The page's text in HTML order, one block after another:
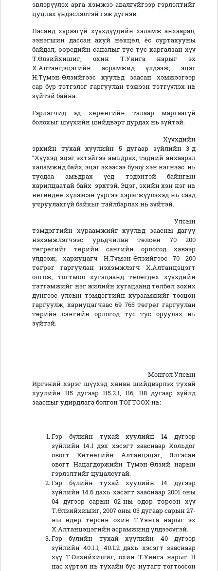
эвлэрүүлэх арга хэмжээ авалгүйгээр гэрлэлтийг
цуцлах үндэслэлтэй гэж дүгнэв.
Насанд хүрээгүй хүүхдүүдийн халамж анхаарал,
ээнэгшин дассан ахуй нөхцөл, ёс суртахууны
байдал, өөрсдийн саналыг тус тус харгалзан хүү
Т.Өлзийхишиг, охин Т.Уянга нарыг эх
Х.Алтанцэцэгийн асрамжид үлдээж, эцэг
Н.Түмэн-Өлзийгээс хуульд заасан хэмжээгээр
сар бүр тэтгэлэг гаргуулан тэжээн тэтгүүлэх нь
зүйтэй байна.
Гэрлэгчид эд хөрөнгийн талаар маргаагүй
болохыг шүүхийн шийдвэрт дурдах нь зүйтэй.
Хүүхдийн
эрхийн тухай хуулийн 5 дугаар зүйлийн 3-д
“Хүүхэд эцэг эхтэйгээ амьдрах, тэдний анхаарал
халамжид байх, эцэг эхээсээ буюу хэн нэгнээс нь
тусдаа амьдрах үед тэдэнтэй байнгын
харилцаатай байх эрхтэй. Эцэг, эхийн хэн нэг нь
нөгөөдөө хүлээсэн үүргээ хэрэгжүүлэхэд нь саад
учруулахгүй байхыг тайлбарлах нь зүйтэй.
Улсын
тэмдэгтийн хураамжийг хуульд заасны дагуу
нэхэмжлэгчээс урьдчилан төлсөн 70 200
төгрөгийг төрийн сангийн орлогод хэвээр
үлдээж, хариуцагч Н.Түмэн-Өлзийгээс 70 200
төгрөг гаргуулан нэхэмжлэгч Х.Алтанцэцэгт
олгож, тогтмол хугацаанд төлөгдөх хүүхдийн
тэтгэмжийг нэг жилийн хугацаанд төлбөл зохих
дүнгээс улсын тэмдэгтийн хураамжийг тооцон
гаргуулж, хариуцагчаас 69 765 төгрөг гаргуулан
төрийн сангийн орлогод тус тус оруулах нь
зүйтэй.
Монгол Улсын
Иргэний хэрэг шүүхэд хянан шийдвэрлэх тухай
хуулийн 115 дугаар 115.2.1, 116, 118 дугаар зүйлд
заасныг удирдлага болгон ТОГТООХ нь:
Гэр бүлийн тухай хуулийн 14 дүгээр
зүйлийн 14.1 дэх хэсэгт зааснаар Хольдог
овогт Хөтөөгийн Алтанцэцэг, Ялгасан
овогт Нацагдоржийн Түмэн-Өлзий нарын
гэрлэлтийг цуцалсугай.
Гэр бүлийн тухай хуулийн 14 дүгээр
зүйлийн 14.6 дахь хэсэгт зааснаар 2001 оны
04 дүгээр сарын 02-ны өдөр төрсөн хүү
Т.Өлзийхишиг, 2007 оны 03 дугаар сарын 27-
ны өдөр төрсөн охин Т.Уянга нарыг эх
Х.Алтанцэцэгийн асрамжинд үлдээсүгэй.
Гэр бүлийн тухай хуулийн 40 дүгээр
зүйлийн 40.1.1, 40.1.2 дахь хэсэгт зааснаар
хүү Т.Өлзийхишиг, охин Т.Уянга нарыг 11
нас хүртэл нь тухайн бүс нутагт тогтоосон